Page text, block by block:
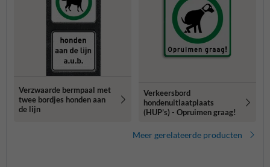
Verzwaarde bermpaal met
twee bordjes honden aan
de lijn
Verkeersbord
hondenuitlaatplaats
(HUP’s) - Opruimen graag!
Meer gerelateerde producten